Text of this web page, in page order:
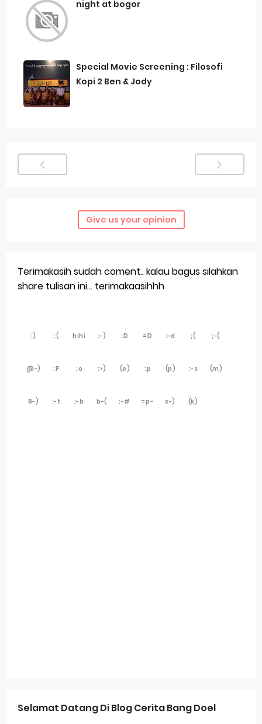
night at bogor
Special Movie Screening : Filosofi
Kopi 2 Ben & Jody
Give us your opinion
Terimakasih sudah coment.. kalau bagus silahkan
share tulisan ini... terimakaasihhh
:) :( hihi :-) :D =D :-d ;( ;-(
@-) :P :o :>) (o) :p (p) :-s (m)
8-) :-t :-b b-( :-# =p~ x-) (k)
Selamat Datang Di Blog Cerita Bang Doel